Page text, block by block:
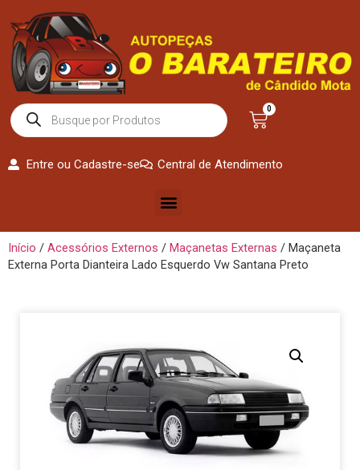
0
Entre ou Cadastre-se Central de Atendimento
Início / Acessórios Externos / Maçanetas Externas / Maçaneta
Externa Porta Dianteira Lado Esquerdo Vw Santana Preto